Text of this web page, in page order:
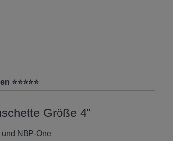
⭐⭐⭐⭐⭐
Größe 4"
und NBP-One